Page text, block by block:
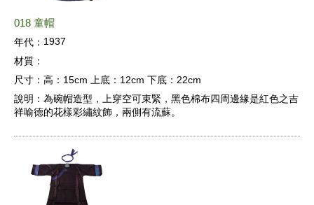
018 童帽
年代： 1937
材質：
尺寸： 高：15cm 上底：12cm 下底：22cm
說明： 為碗帽造型，上穿空可束緊，黑色棉布四周邊緣是紅色之吉
祥喻德的花樣彩繡紋飾，兩側有流蘇。